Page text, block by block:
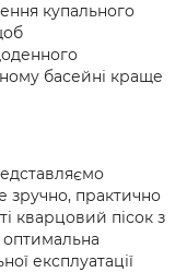
купального
басейні краще
зручно, практично
кварцовий пісок з
експлуатації